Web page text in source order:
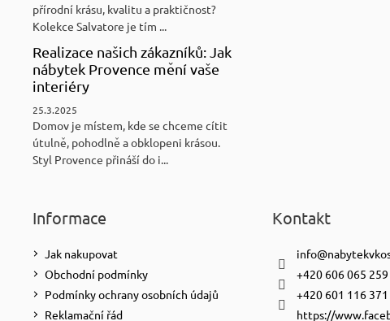
přírodní krásu, kvalitu a praktičnost?
Kolekce Salvatore je tím ...
Realizace našich zákazníků: Jak
nábytek Provence mění vaše
interiéry
25.3.2025
Domov je místem, kde se chceme cítit
útulně, pohodlně a obklopeni krásou.
Styl Provence přináší do i...
Informace
Jak nakupovat
Obchodní podmínky
Podmínky ochrany osobních údajů
Reklamační řád
Kontakt
info@
+420 606 065 259
+420 601 116 371
https://